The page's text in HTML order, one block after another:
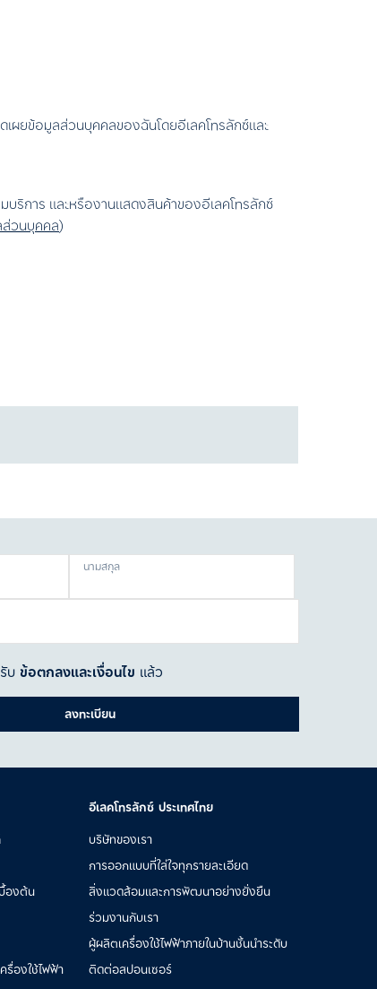
ผยข้อมูลส่วนบุคคลของฉันโดยอีเลคโทรลักซ์และ
ริการ และหรืองานแสดงสินค้าของอีเลคโทรลักซ์
วนบุคคล)
นามสกุล
บ ข้อตกลงและเงื่อนไข แล้ว
ลงทะเบียน
องต้น
รื่องใช้ไฟฟ้า
อีเลคโทรลักซ์ ประเทศไทย
บริษัทของเรา
การออกแบบที่ใส่ใจทุกรายละเอียด
สิ่งแวดล้อมและการพัฒนาอย่างยั่งยืน
ร่วมงานกับเรา
ผู้ผลิตเครื่องใช้ไฟฟ้าภายในบ้านชั้นนำระดับ
ติดต่อสปอนเซอร์